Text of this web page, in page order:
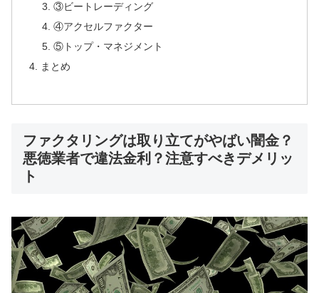
③ビートレーディング
④アクセルファクター
⑤トップ・マネジメント
まとめ
ファクタリングは取り立てがやばい闇金？
悪徳業者で違法金利？注意すべきデメリッ
ト